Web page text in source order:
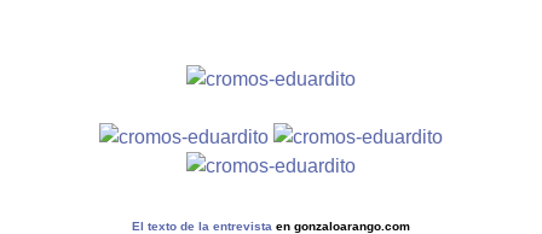
El texto de la entrevista en gonzaloarango.com